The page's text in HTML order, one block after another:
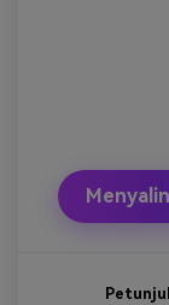
nama penulis.